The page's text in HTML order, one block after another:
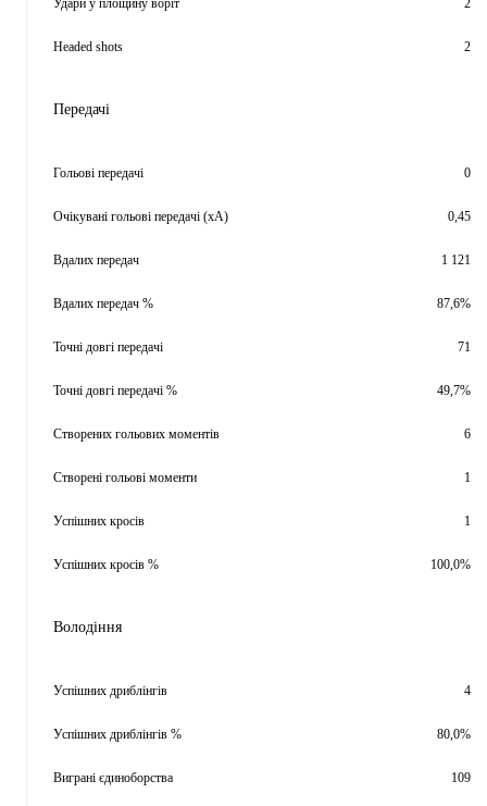
Удари у площину воріт 2
Headed shots 2
Передачі
Гольові передачі 0
Очікувані гольові передачі (xA) 0,45
Вдалих передач 1 121
Вдалих передач % 87,6%
Точні довгі передачі 71
Точні довгі передачі % 49,7%
Створених гольових моментів 6
Створені гольові моменти 1
Успішних кросів 1
Успішних кросів % 100,0%
Володіння
Успішних дриблінгів 4
Успішних дриблінгів % 80,0%
Виграні єдиноборства 109